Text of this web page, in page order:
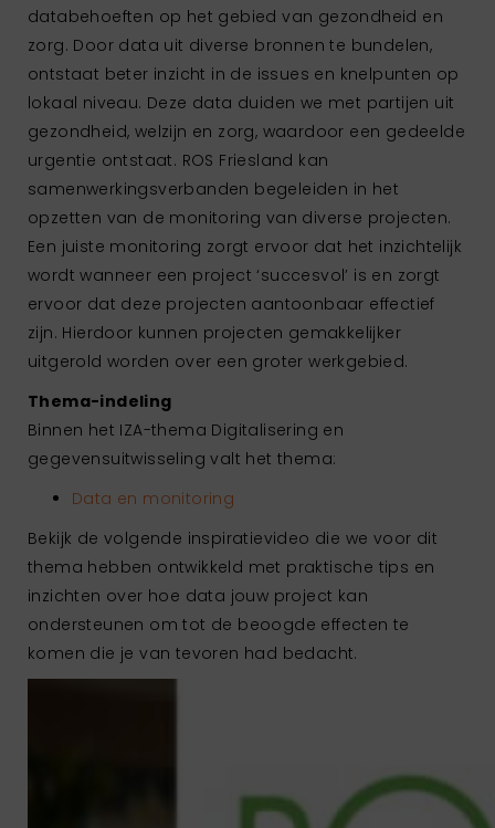
databehoeften op het gebied van gezondheid en
zorg. Door data uit diverse bronnen te bundelen,
ontstaat beter inzicht in de issues en knelpunten op
lokaal niveau. Deze data duiden we met partijen uit
gezondheid, welzijn en zorg, waardoor een gedeelde
urgentie ontstaat. ROS Friesland kan
samenwerkingsverbanden begeleiden in het
opzetten van de monitoring van diverse projecten.
Een juiste monitoring zorgt ervoor dat het inzichtelijk
wordt wanneer een project ‘succesvol’ is en zorgt
ervoor dat deze projecten aantoonbaar effectief
zijn. Hierdoor kunnen projecten gemakkelijker
uitgerold worden over een groter werkgebied.
Thema-indeling
Binnen het IZA-thema Digitalisering en
gegevensuitwisseling valt het thema:
Data en monitoring
Bekijk de volgende inspiratievideo die we voor dit
thema hebben ontwikkeld met praktische tips en
inzichten over hoe data jouw project kan
ondersteunen om tot de beoogde effecten te
komen die je van tevoren had bedacht.